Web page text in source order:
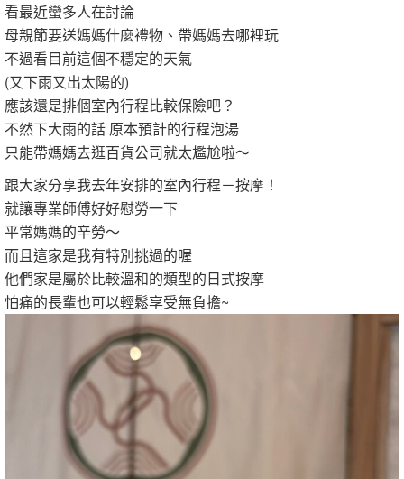
看最近蠻多人在討論
母親節要送媽媽什麼禮物、帶媽媽去哪裡玩
不過看目前這個不穩定的天氣
(又下雨又出太陽的)
應該還是排個室內行程比較保險吧？
不然下大雨的話 原本預計的行程泡湯
只能帶媽媽去逛百貨公司就太尷尬啦～
跟大家分享我去年安排的室內行程－按摩！
就讓專業師傅好好慰勞一下
平常媽媽的辛勞～
而且這家是我有特別挑過的喔
他們家是屬於比較溫和的類型的日式按摩
怕痛的長輩也可以輕鬆享受無負擔~